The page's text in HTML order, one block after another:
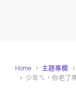
Home 主題專欄
少年ㄟ，你老了